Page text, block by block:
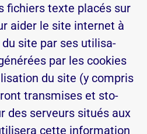
fi­chiers texte placés sur
aider le site in­ternet à
du site par ses uti­li­sa­
par les co­okies
du site (y com­pris
trans­mises et sto­
des ser­veurs si­tués aux
cette in­for­ma­tion